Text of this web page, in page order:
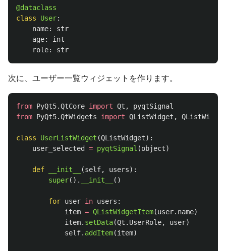
@dataclass
class
User:
name:
str
age:
int
role: str
次に、ユーザー一覧ウィジェットを作ります。
from PyQt5.QtCore import Qt ,
pyqtSignal
from PyQt5.QtWidgets import QListWidget ,
class UserListWidget (QListWidget):
user_selected
= pyqtSignal (object)
def __init__ (self, users):
super(). __init__ ()
for user in users :
item = QListWidgetItem(user. name)
item. setData(Qt . UserRole, user)
self. addItem(item)